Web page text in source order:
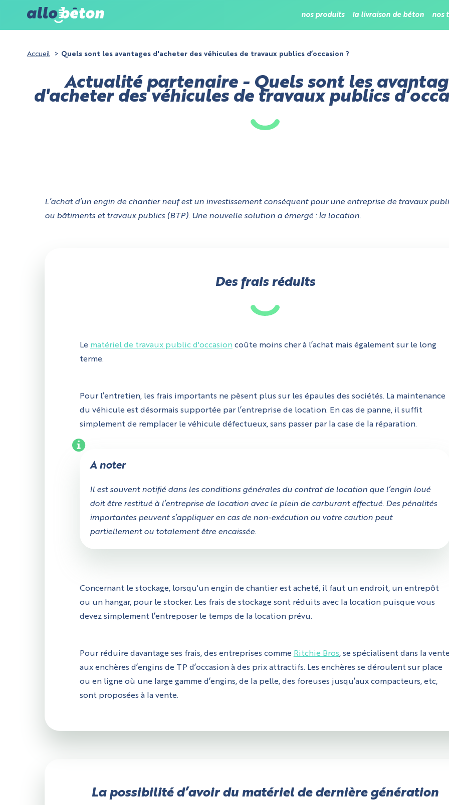
nos produits la livraison de béton nos
Accueil Quels sont les avantages d'acheter des véhicules de travaux publics d’occasion ?
Actualité partenaire - Quels sont les
d'acheter des véhicules de travaux publics
L’achat d’un engin de chantier neuf est un investissement conséquent pour une entreprise de travaux
ou bâtiments et travaux publics (BTP). Une nouvelle solution a émergé : la location.
Des frais réduits
Le matériel de travaux public d'occasion coûte moins cher à l’achat mais également sur le long
terme.
Pour l’entretien, les frais importants ne pèsent plus sur les épaules des sociétés. La maintenance
du véhicule est désormais supportée par l’entreprise de location. En cas de panne, il suffit
simplement de remplacer le véhicule défectueux, sans passer par la case de la réparation.
A noter
Il est souvent notifié dans les conditions générales du contrat de location que l’engin loué
doit être restitué à l’entreprise de location avec le plein de carburant effectué. Des pénalités
importantes peuvent s’appliquer en cas de non-exécution ou votre caution peut
partiellement ou totalement être encaissée.
Concernant le stockage, lorsqu'un engin de chantier est acheté, il faut un endroit, un entrepôt
ou un hangar, pour le stocker. Les frais de stockage sont réduits avec la location puisque vous
devez simplement l’entreposer le temps de la location prévu.
Pour réduire davantage ses frais, des entreprises comme Ritchie Bros, se spécialisent dans la
aux enchères d’engins de TP d’occasion à des prix attractifs. Les enchères se déroulent sur place
ou en ligne où une large gamme d’engins, de la pelle, des foreuses jusqu’aux compacteurs, etc,
sont proposées à la vente.
La possibilité d’avoir du matériel de dernière génération